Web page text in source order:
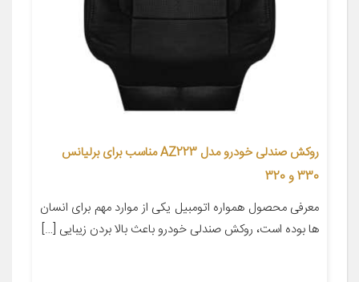
روکش صندلی خودرو مدل AZ223 مناسب برای برلیانس
330 و 320
معرفی محصول همواره اتومبیل یکی از موارد مهم برای انسان
ها بوده است، روکش صندلی خودرو باعث بالا بردن زیبایی […]